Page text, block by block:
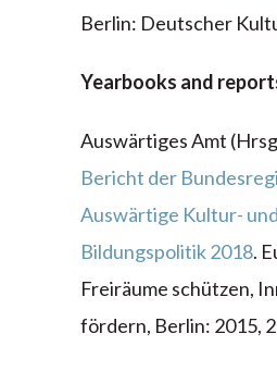
Berlin: Deutscher
Yearbooks and
Auswärtiges Amt
Bericht der
Auswärtige Kultur- und
Bildungspolitik 2018.
Freiräume schützen,
fördern, Berlin: 2015,